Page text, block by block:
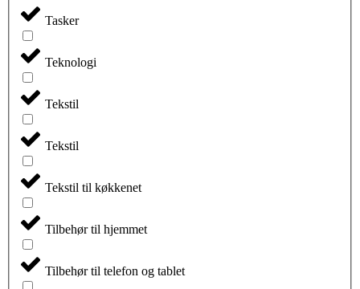
Tasker
Teknologi
Tekstil
Tekstil
Tekstil til køkkenet
Tilbehør til hjemmet
Tilbehør til telefon og tablet